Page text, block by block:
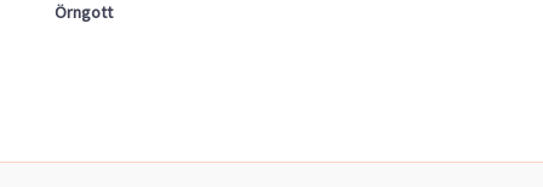
Örngott